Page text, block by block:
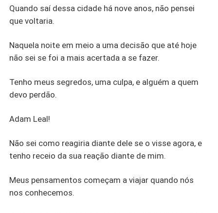
Quando saí dessa cidade há nove anos, não pensei
que voltaria.
Naquela noite em meio a uma decisão que até hoje
não sei se foi a mais acertada a se fazer.
Tenho meus segredos, uma culpa, e alguém a quem
devo perdão.
Adam Leal!
Não sei como reagiria diante dele se o visse agora, e
tenho receio da sua reação diante de mim.
Meus pensamentos começam a viajar quando nós
nos conhecemos.